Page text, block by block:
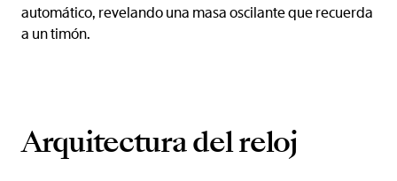
automático, revelando una masa oscilante que recuerda
a un timón.
Arquitectura del reloj